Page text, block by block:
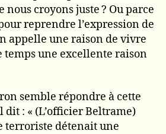
nous croyons juste ? Ou parce
reprendre l’expression de
appelle une raison de vivre
temps une excellente raison
semble répondre à cette
: « (L’officier Beltrame)
terroriste détenait une